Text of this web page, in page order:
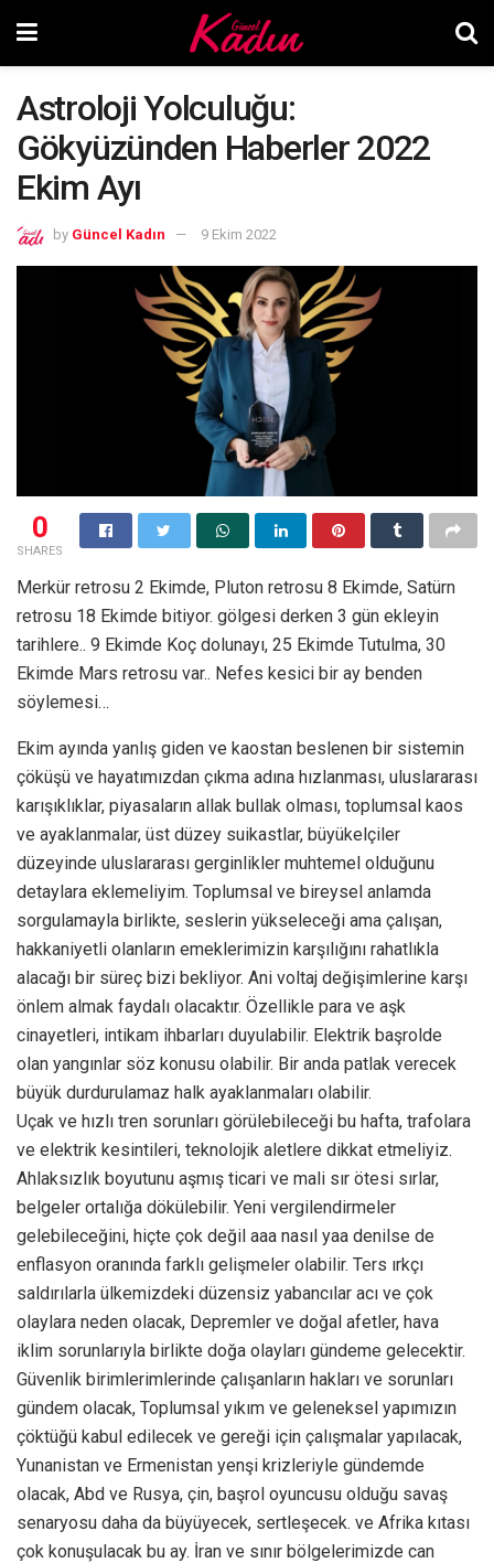
Astroloji Yolculuğu:
Gökyüzünden Haberler 2022
Ekim Ayı
by Güncel Kadın 9 Ekim 2022
0
SHARES
Merkür retrosu 2 Ekimde, Pluton retrosu 8 Ekimde, Satürn
retrosu 18 Ekimde bitiyor. gölgesi derken 3 gün ekleyin
tarihlere.. 9 Ekimde Koç dolunayı, 25 Ekimde Tutulma, 30
Ekimde Mars retrosu var.. Nefes kesici bir ay benden
söylemesi…
Ekim ayında yanlış giden ve kaostan beslenen bir sistemin
çöküşü ve hayatımızdan çıkma adına hızlanması, uluslararası
karışıklıklar, piyasaların allak bullak olması, toplumsal kaos
ve ayaklanmalar, üst düzey suikastlar, büyükelçiler
düzeyinde uluslararası gerginlikler muhtemel olduğunu
detaylara eklemeliyim. Toplumsal ve bireysel anlamda
sorgulamayla birlikte, seslerin yükseleceği ama çalışan,
hakkaniyetli olanların emeklerimizin karşılığını rahatlıkla
alacağı bir süreç bizi bekliyor. Ani voltaj değişimlerine karşı
önlem almak faydalı olacaktır. Özellikle para ve aşk
cinayetleri, intikam ihbarları duyulabilir. Elektrik başrolde
olan yangınlar söz konusu olabilir. Bir anda patlak verecek
büyük durdurulamaz halk ayaklanmaları olabilir.
Uçak ve hızlı tren sorunları görülebileceği bu hafta, trafolara
ve elektrik kesintileri, teknolojik aletlere dikkat etmeliyiz.
Ahlaksızlık boyutunu aşmış ticari ve mali sır ötesi sırlar,
belgeler ortalığa dökülebilir. Yeni vergilendirmeler
gelebileceğini, hiçte çok değil aaa nasıl yaa denilse de
enflasyon oranında farklı gelişmeler olabilir. Ters ırkçı
saldırılarla ülkemizdeki düzensiz yabancılar acı ve çok
olaylara neden olacak, Depremler ve doğal afetler, hava
iklim sorunlarıyla birlikte doğa olayları gündeme gelecektir.
Güvenlik birimlerimlerinde çalışanların hakları ve sorunları
gündem olacak, Toplumsal yıkım ve geleneksel yapımızın
çöktüğü kabul edilecek ve gereği için çalışmalar yapılacak,
Yunanistan ve Ermenistan yenşi krizleriyle gündemde
olacak, Abd ve Rusya, çin, başrol oyuncusu olduğu savaş
senaryosu daha da büyüyecek, sertleşecek. ve Afrika kıtası
çok konuşulacak bu ay. İran ve sınır bölgelerimizde can